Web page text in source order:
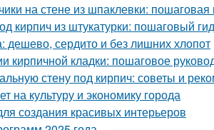
на стене из шпаклевки: пошаговая
кирпич из штукатурки: пошаговый
дешево, сердито и без лишних хлопот
кирпичной кладки: пошаговое
стену под кирпич: советы и
на культуру и экономику города
создания красивых интерьеров